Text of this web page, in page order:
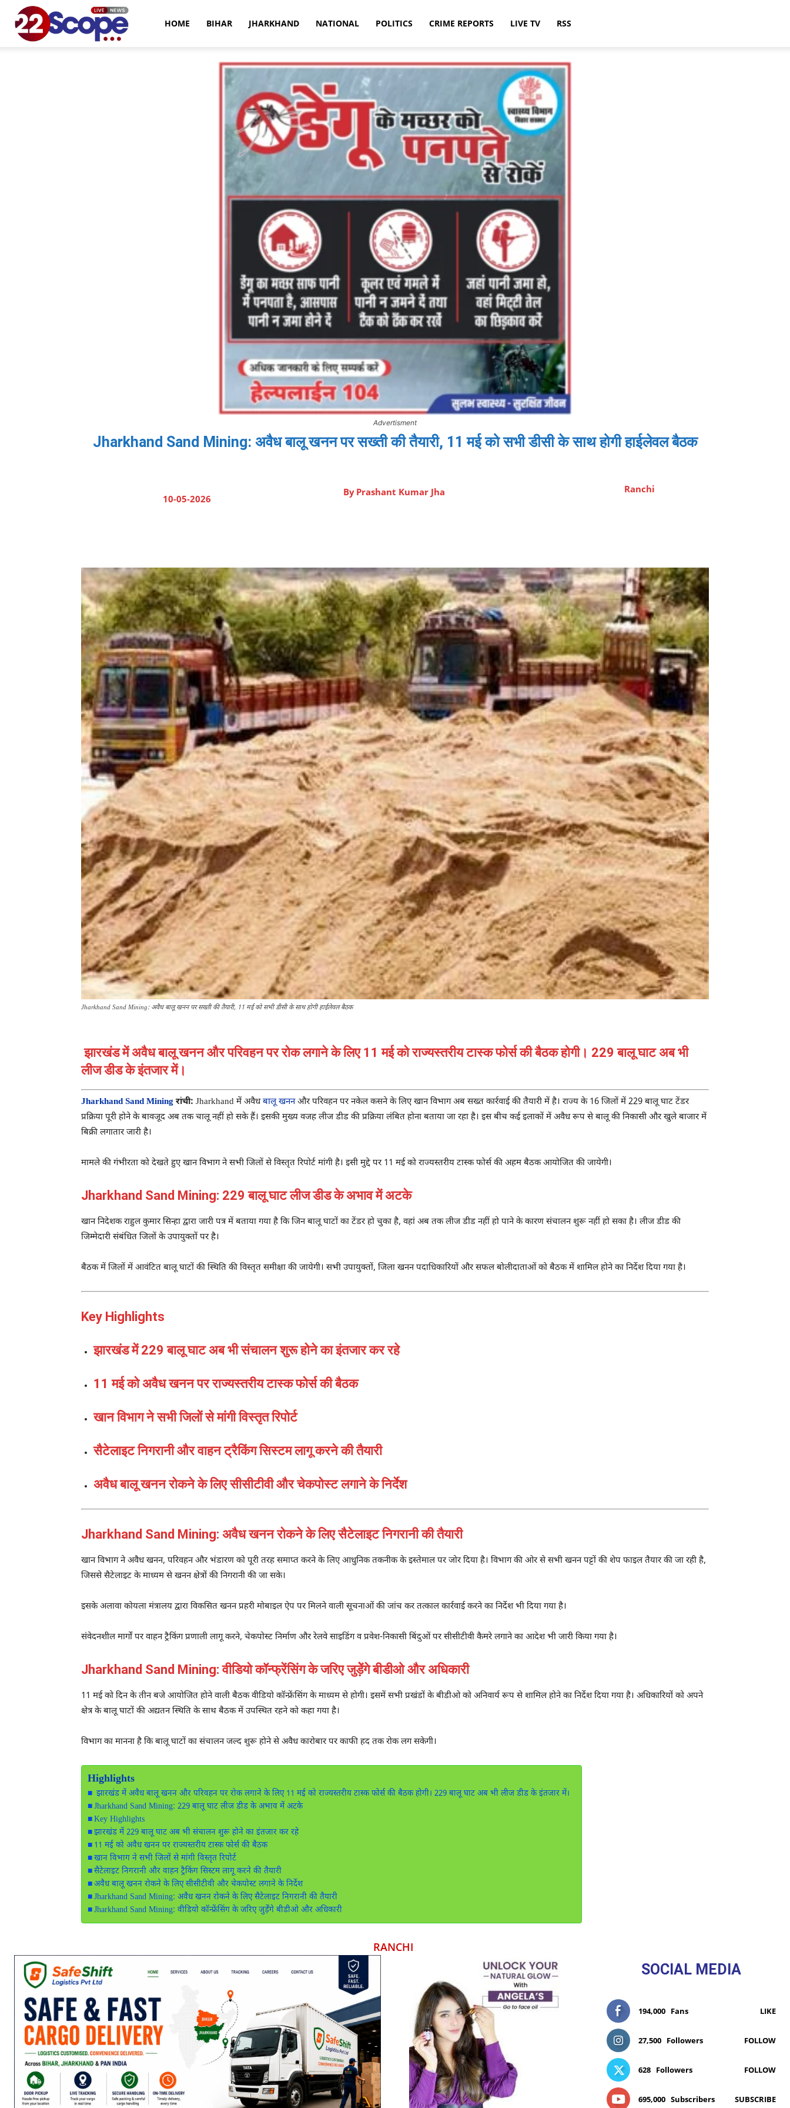
HOME BIHAR JHARKHAND NATIONAL POLITICS CRIME REPORTS LIVE TV RSS
Advertisment
Jharkhand Sand Mining: अवैध बालू खनन पर सख्ती की तैयारी, 11 मई को सभी डीसी के साथ होगी हाईलेवल बैठक
10-05-2026
By Prashant Kumar Jha Ranchi
Jharkhand Sand Mining: अवैध बालू खनन पर सख्ती की तैयारी, 11 मई को सभी डीसी के साथ होगी हाईलेवल बैठक
झारखंड में अवैध बालू खनन और परिवहन पर रोक लगाने के लिए 11 मई को राज्यस्तरीय टास्क फोर्स की बैठक होगी। 229 बालू घाट अब भी
लीज डीड के इंतजार में।
Jharkhand Sand Mining रांची: Jharkhand में अवैधबालू खननऔर परिवहन पर नकेल कसने के लिए खान विभाग अब सख्त कार्रवाई की तैयारी में है। राज्य के 16 जिलों में 229 बालू घाट टेंडर
प्रक्रिया पूरी होने के बावजूद अब तक चालू नहीं हो सके हैं। इसकी मुख्य वजह लीज डीड की प्रक्रिया लंबित होना बताया जा रहा है। इस बीच कई इलाकों में अवैध रूप से बालू की निकासी और खुले बाजार में
बिक्री लगातार जारी है।
मामले की गंभीरता को देखते हुए खान विभाग ने सभी जिलों से विस्तृत रिपोर्ट मांगी है। इसी मुद्दे पर 11 मई को राज्यस्तरीय टास्क फोर्स की अहम बैठक आयोजित की जायेगी।
Jharkhand Sand Mining: 229 बालू घाट लीज डीड के अभाव में अटके
खान निदेशक राहुल कुमार सिन्हा द्वारा जारी पत्र में बताया गया है कि जिन बालू घाटों का टेंडर हो चुका है, वहां अब तक लीज डीड नहीं हो पाने के कारण संचालन शुरू नहीं हो सका है। लीज डीड की
जिम्मेदारी संबंधित जिलों के उपायुक्तों पर है।
बैठक में जिलों में आवंटित बालू घाटों की स्थिति की विस्तृत समीक्षा की जायेगी। सभी उपायुक्तों, जिला खनन पदाधिकारियों और सफल बोलीदाताओं को बैठक में शामिल होने का निर्देश दिया गया है।
Key Highlights
झारखंड में 229 बालू घाट अब भी संचालन शुरू होने का इंतजार कर रहे
11 मई को अवैध खनन पर राज्यस्तरीय टास्क फोर्स की बैठक
खान विभाग ने सभी जिलों से मांगी विस्तृत रिपोर्ट
सैटेलाइट निगरानी और वाहन ट्रैकिंग सिस्टम लागू करने की तैयारी
अवैध बालू खनन रोकने के लिए सीसीटीवी और चेकपोस्ट लगाने के निर्देश
Jharkhand Sand Mining: अवैध खनन रोकने के लिए सैटेलाइट निगरानी की तैयारी
खान विभाग ने अवैध खनन, परिवहन और भंडारण को पूरी तरह समाप्त करने के लिए आधुनिक तकनीक के इस्तेमाल पर जोर दिया है। विभाग की ओर से सभी खनन पट्टों की शेप फाइल तैयार की जा रही है,
जिससे सैटेलाइट के माध्यम से खनन क्षेत्रों की निगरानी की जा सके।
इसके अलावा कोयला मंत्रालय द्वारा विकसित खनन प्रहरी मोबाइल ऐप पर मिलने वाली सूचनाओं की जांच कर तत्काल कार्रवाई करने का निर्देश भी दिया गया है।
संवेदनशील मार्गों पर वाहन ट्रैकिंग प्रणाली लागू करने, चेकपोस्ट निर्माण और रेलवे साइडिंग व प्रवेश-निकासी बिंदुओं पर सीसीटीवी कैमरे लगाने का आदेश भी जारी किया गया है।
Jharkhand Sand Mining: वीडियो कॉन्फ्रेंसिंग के जरिए जुड़ेेंगे बीडीओ और अधिकारी
11 मई को दिन के तीन बजे आयोजित होने वाली बैठक वीडियो कॉन्फ्रेंसिंग के माध्यम से होगी। इसमें सभी प्रखंडों के बीडीओ को अनिवार्य रूप से शामिल होने का निर्देश दिया गया है। अधिकारियों को अपने
क्षेत्र के बालू घाटों की अद्यतन स्थिति के साथ बैठक में उपस्थित रहने को कहा गया है।
विभाग का मानना है कि बालू घाटों का संचालन जल्द शुरू होने से अवैध कारोबार पर काफी हद तक रोक लग सकेगी।
Highlights
झारखंड में अवैध बालू खनन और परिवहन पर रोक लगाने के लिए 11 मई को राज्यस्तरीय टास्क फोर्स की बैठक होगी। 229 बालू घाट अब भी लीज डीड के इंतजार में।
Jharkhand Sand Mining: 229 बालू घाट लीज डीड के अभाव में अटके
Key Highlights
झारखंड में 229 बालू घाट अब भी संचालन शुरू होने का इंतजार कर रहे
11 मई को अवैध खनन पर राज्यस्तरीय टास्क फोर्स की बैठक
खान विभाग ने सभी जिलों से मांगी विस्तृत रिपोर्ट
सैटेलाइट निगरानी और वाहन ट्रैकिंग सिस्टम लागू करने की तैयारी
अवैध बालू खनन रोकने के लिए सीसीटीवी और चेकपोस्ट लगाने के निर्देश
Jharkhand Sand Mining: अवैध खनन रोकने के लिए सैटेलाइट निगरानी की तैयारी
Jharkhand Sand Mining: वीडियो कॉन्फ्रेंसिंग के जरिए जुड़ेेंगे बीडीओ और अधिकारी
RANCHI
SOCIAL MEDIA
194,000 Fans LIKE
27,500 Followers FOLLOW
628 Followers FOLLOW
695,000 Subscribers SUBSCRIBE